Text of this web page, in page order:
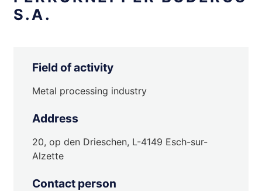
S.A.
Field of activity
Metal processing industry
Address
20, op den Drieschen, L-4149 Esch-sur-
Alzette
Contact person